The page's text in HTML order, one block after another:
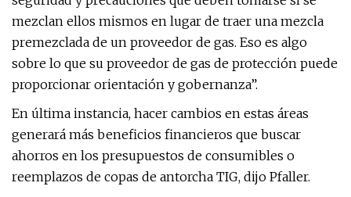
mezclan ellos mismos en lugar de traer una mezcla
premezclada de un proveedor de gas. Eso es algo
sobre lo que su proveedor de gas de protección puede
proporcionar orientación y gobernanza”.
En última instancia, hacer cambios en estas áreas
generará más beneficios financieros que buscar
ahorros en los presupuestos de consumibles o
reemplazos de copas de antorcha TIG, dijo Pfaller.